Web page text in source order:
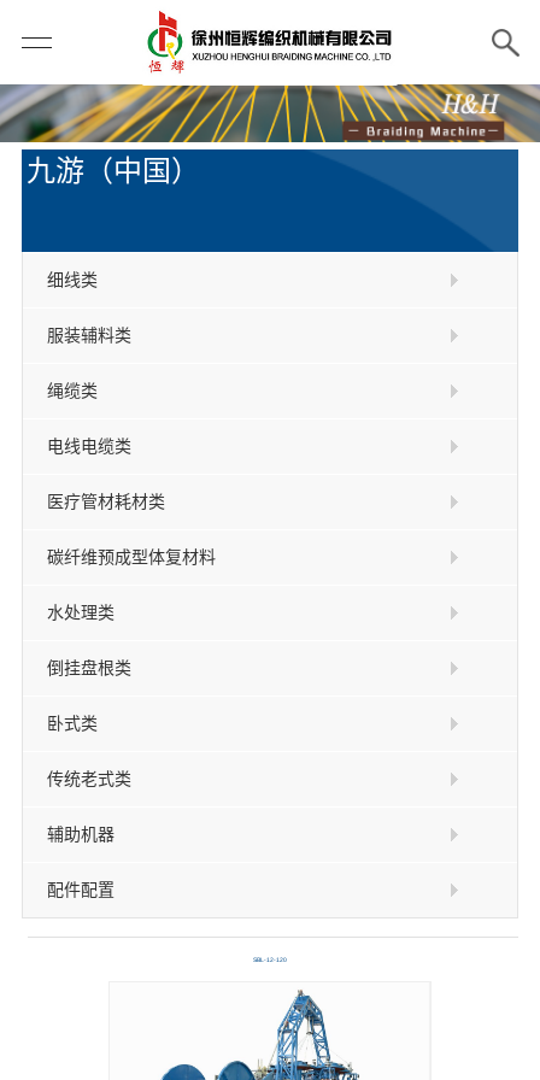
九游（中国）
细线类
服装辅料类
绳缆类
电线电缆类
医疗管材耗材类
碳纤维预成型体复材料
水处理类
倒挂盘根类
卧式类
传统老式类
辅助机器
配件配置
SBL-12-120